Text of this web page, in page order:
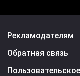
Рекламодателям
Обратная связь